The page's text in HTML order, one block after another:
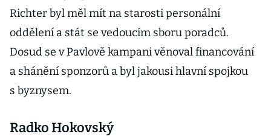
Richter byl měl mít na starosti personální
oddělení a stát se vedoucím sboru poradců.
Dosud se v Pavlově kampani věnoval financování
a shánění sponzorů a byl jakousi hlavní spojkou
s byznysem.
Radko Hokovský